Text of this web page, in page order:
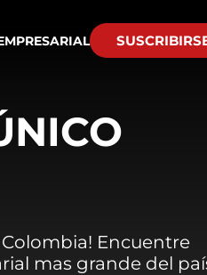
Encuentre
mas grande del